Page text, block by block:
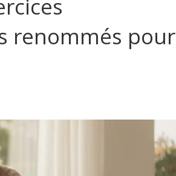
renommés pour